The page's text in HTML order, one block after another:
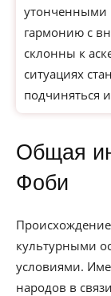
утонченными
гармонию с
склонны к
ситуациях
подчиняться
Общая
Фоби
культурными
условиями.
народов в